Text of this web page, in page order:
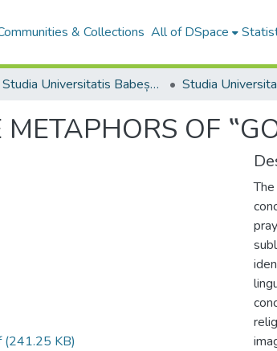
& Collections All of DSpace
Studia Universitatis Babeș-Bolyai Collection
METAPHORS OF
(241.25 KB)